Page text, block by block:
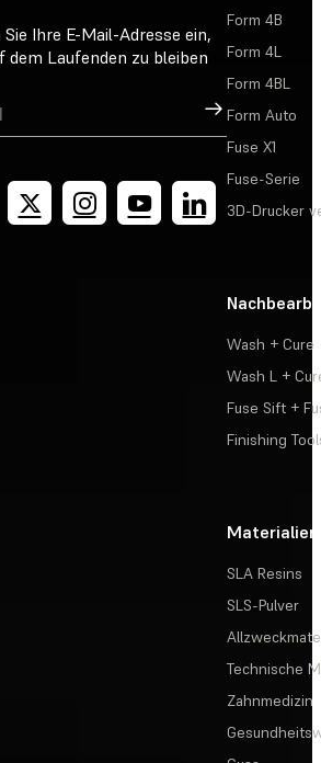
Sie Ihre E-Mail-Adresse ein,
dem Laufenden zu bleiben
Registrieren
Form 4B
Form 4L
Form 4BL
Form Auto
Fuse X1
Fuse-Serie
3D-Drucker
Wash + Cure
Wash L +
Fuse Sift +
Finishing
Materialien
SLA Resins
SLS-Pulver
Technische
Zahnmedizin